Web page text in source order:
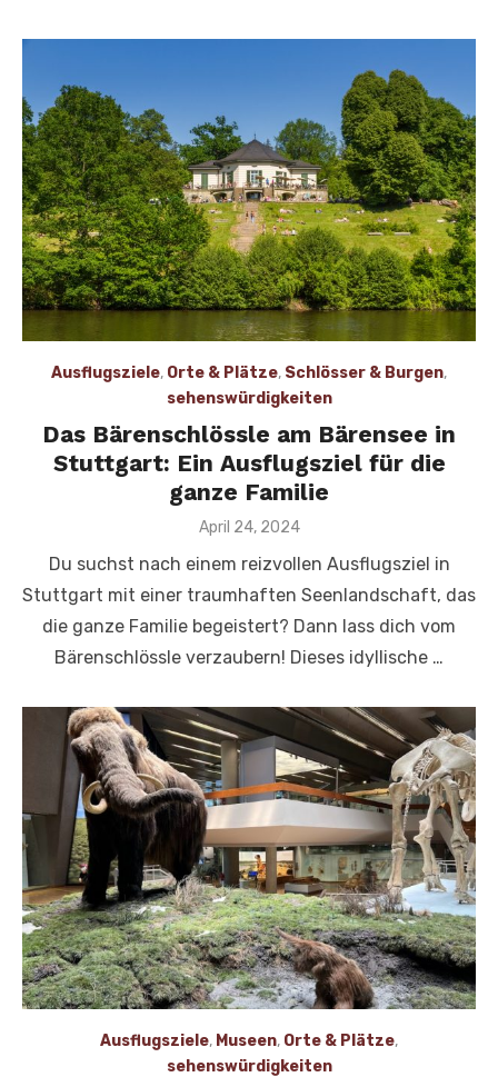
Ausflugsziele, Orte & Plätze, Schlösser & Burgen,
sehenswürdigkeiten
Das Bärenschlössle am Bärensee in
Stuttgart: Ein Ausflugsziel für die
ganze Familie
Veröffentlicht
April 24, 2024
Du suchst nach einem reizvollen Ausflugsziel in
Stuttgart mit einer traumhaften Seenlandschaft, das
die ganze Familie begeistert? Dann lass dich vom
Bärenschlössle verzaubern! Dieses idyllische …
Ausflugsziele, Museen, Orte & Plätze,
sehenswürdigkeiten